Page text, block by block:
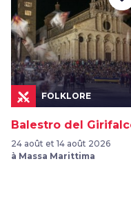
FOLKLORE
Balestro del
24 août et 14 août 2026
à Massa Marittima